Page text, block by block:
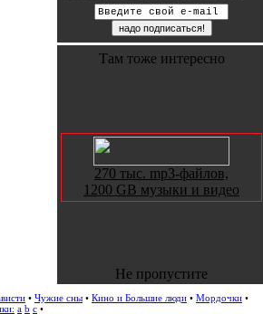
Там тоже интересно
270 тыс. mp3-файлов,
1200 GB музыки и видео
Не пропустите
• Чужие сны • Кино и Большие люди • Мордочки •
a b c •